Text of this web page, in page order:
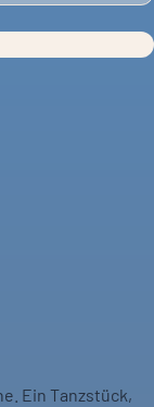
Ein Tanzstück,